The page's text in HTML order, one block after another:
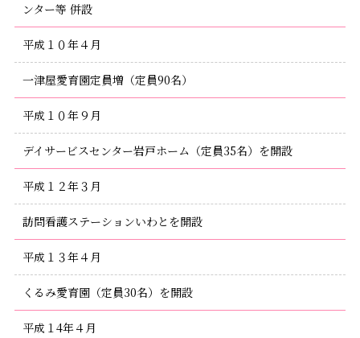
ンター等 併設
平成１０年４月
一津屋愛育園定員増（定員90名）
平成１０年９月
デイサービスセンター岩戸ホーム（定員35名）を開設
平成１２年３月
訪問看護ステーションいわとを開設
平成１３年４月
くるみ愛育園（定員30名）を開設
平成１4年４月